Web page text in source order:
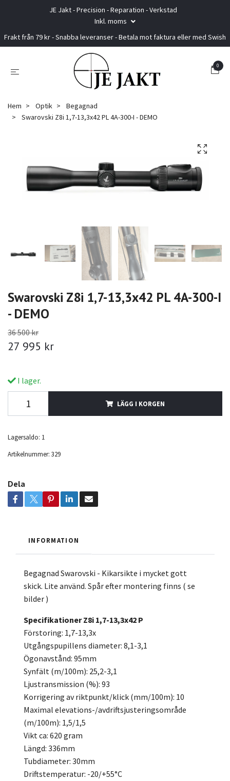
JE Jakt - Precision - Reparation - Verkstad
Inkl. moms
Frakt från 79 kr - Snabba leveranser - Betala mot faktura eller med Swish
0
Hem Optik
Begagnad
Swarovski Z8i 1,7-13,3x42 PL 4A-300-I - DEMO
Swarovski Z8i 1,7-13,3x42 PL 4A-300-I
- DEMO
36 500 kr
27 995 kr
I lager.
LÄGG I KORGEN
Lagersaldo: 1
Artikelnummer: 329
Dela
INFORMATION
Begagnad Swarovski - Kikarsikte i mycket gott
skick. Lite använd. Spår efter montering finns ( se
bilder )
Specifikationer Z8i 1,7-13,3x42 P
Förstoring: 1,7-13,3x
Utgångspupillens diameter: 8,1-3,1
Ögonavstånd: 95mm
Synfält (m/100m): 25,2-3,1
Ljustransmission (%): 93
Korrigering av riktpunkt/klick (mm/100m): 10
Maximal elevations-/avdriftsjusteringsområde
(m/100m): 1,5/1,5
Vikt ca: 620 gram
Längd: 336mm
Tubdiameter: 30mm
Driftstemperatur: -20/+55°C